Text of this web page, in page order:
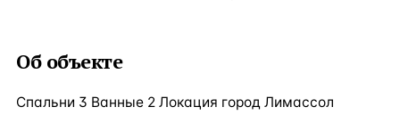
Об объекте
Спальни 3 Ванные 2 Локация город Лимассол